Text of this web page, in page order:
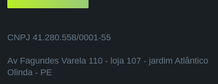
CNPJ 41.280.558/0001-55
Av Fagundes Varela 110 - loja 107 - jardim Atlântico
Olinda - PE